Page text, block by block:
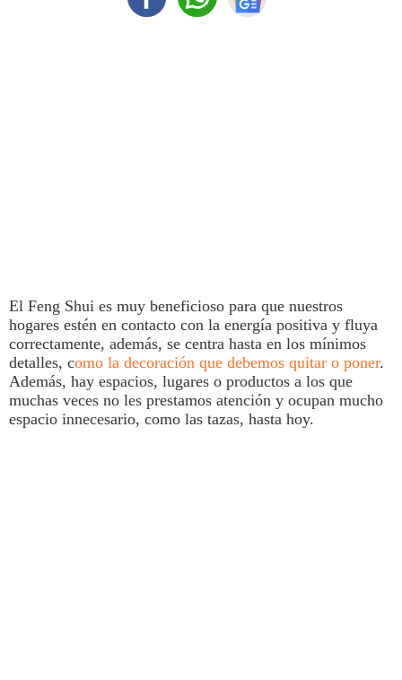
El Feng Shui es muy beneficioso para que nuestros
hogares estén en contacto con la energía positiva y fluya
correctamente, además, se centra hasta en los mínimos
detalles, como la decoración que debemos quitar o poner.
Además, hay espacios, lugares o productos a los que
muchas veces no les prestamos atención y ocupan mucho
espacio innecesario, como las tazas, hasta hoy.